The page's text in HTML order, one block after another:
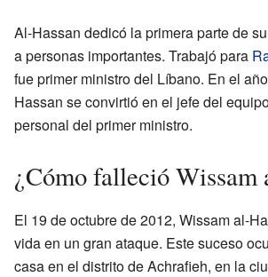
Al-Hassan dedicó la primera parte de
a personas importantes. Trabajó para
fue primer ministro del Líbano. En el
Hassan se convirtió en el jefe del
personal del primer ministro.
¿Cómo falleció Wissam
El 19 de octubre de 2012, Wissam al-
vida en un gran ataque. Este suceso
casa en el distrito de Achrafieh, en la